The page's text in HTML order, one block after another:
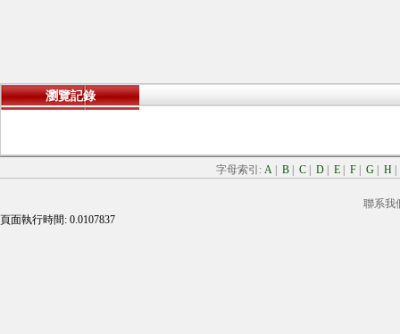
瀏覽記錄
字母索引: A B C D E F G H
聯系我
頁面執行時間: 0.0107837